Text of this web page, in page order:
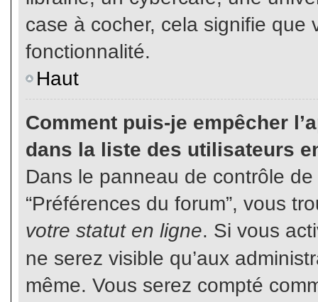
case à cocher, cela signifie que
fonctionnalité.
Haut
Comment puis-je empêcher
dans la liste des utilisateurs
Dans le panneau de contrôle
“Préférences du forum”, vous
votre statut en ligne. Si vous
ne serez visible qu’aux
même. Vous serez compté